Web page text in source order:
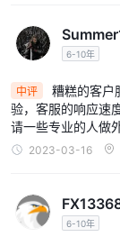
6-10年
中评
糟糕的客户
验，客服的响应速
请一些专业的人做
2023-03-16
6-10年